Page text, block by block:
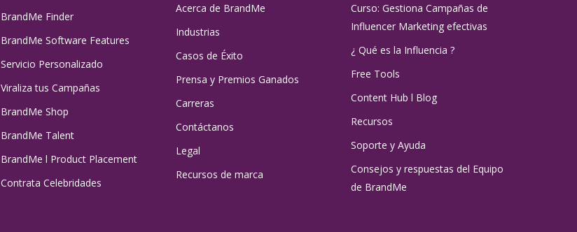
BrandMe Finder
BrandMe Software Features
Servicio Personalizado
Viraliza tus Campañas
BrandMe Shop
BrandMe Talent
BrandMe l Product Placement
Contrata Celebridades
Acerca de BrandMe
Industrias
Casos de Éxito
Prensa y Premios Ganados
Carreras
Contáctanos
Legal
Recursos de marca
Curso: Gestiona Campañas de
Influencer Marketing efectivas
¿ Qué es la Influencia ?
Free Tools
Content Hub l Blog
Recursos
Soporte y Ayuda
Consejos y respuestas del Equipo
de BrandMe